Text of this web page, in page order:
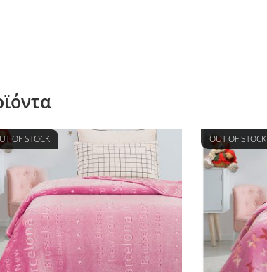
OF STOCK OUT OF STOCK